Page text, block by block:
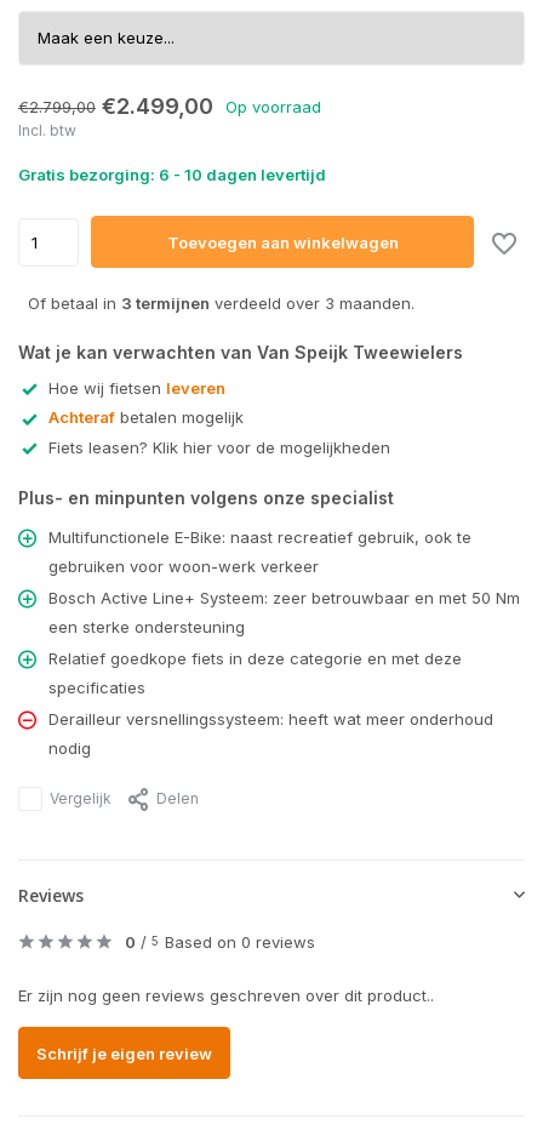
Uitverkocht
Uitverkocht
€2.799,00 €2.499,00 Op voorraad
Incl. btw
Gratis bezorging: 6 - 10 dagen levertijd
Toevoegen aan winkelwagen
Of betaal in 3 termijnen verdeeld over 3 maanden.
Wat je kan verwachten van Van Speijk Tweewielers
Hoe wij fietsen leveren
Achteraf betalen mogelijk
Fiets leasen? Klik hier voor de mogelijkheden
Plus- en minpunten volgens onze specialist
Multifunctionele E-Bike: naast recreatief gebruik, ook te
gebruiken voor woon-werk verkeer
Bosch Active Line+ Systeem: zeer betrouwbaar en met 50 Nm
een sterke ondersteuning
Relatief goedkope fiets in deze categorie en met deze
specificaties
Derailleur versnellingssysteem: heeft wat meer onderhoud
nodig
Vergelijk Delen
Reviews
0 / 5 Based on 0 reviews
Er zijn nog geen reviews geschreven over dit product..
Schrijf je eigen review